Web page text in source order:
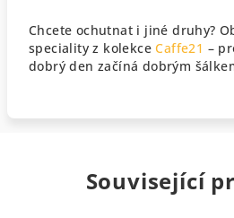
Chcete ochutnat i jiné druhy?
speciality z kolekceCaffe21 –
dobrý den začíná dobrým
Související